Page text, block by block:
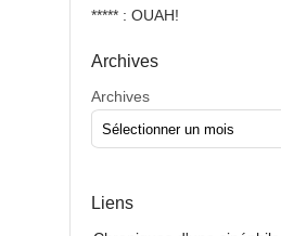
***** : OUAH!
Archives
Archives
Liens